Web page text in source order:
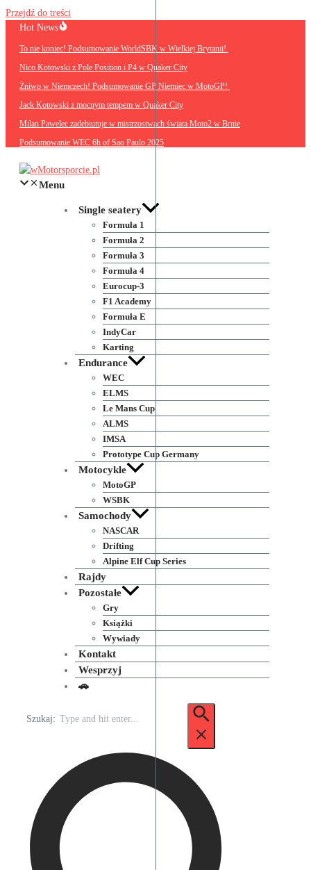
Przejdź do treści
Hot News
To nie koniec! Podsumowanie WorldSBK w Wielkiej Brytanii!
Nico Kotowski z Pole Position i P4 w Quaker City
Żniwo w Niemczech! Podsumowanie GP Niemiec w MotoGP!
Jack Kotowski z mocnym tempem w Quaker City
Milan Pawelec zadebiutuje w mistrzostwach świata Moto2 w Brnie
Podsumowanie WEC 6h of Sao Paulo 2025
Menu
Single seatery
Formuła 1
Formuła 2
Formuła 3
Formuła 4
Eurocup-3
F1 Academy
Formuła E
IndyCar
Karting
Endurance
WEC
ELMS
Le Mans Cup
ALMS
IMSA
Prototype Cup Germany
Motocykle
MotoGP
WSBK
Samochody
NASCAR
Drifting
Alpine Elf Cup Series
Rajdy
Pozostałe
Gry
Książki
Wywiady
Kontakt
Wesprzyj
🚗
Szukaj: